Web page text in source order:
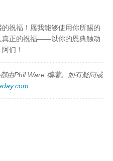
祝福！愿我能够使用你所赐的
真正的祝福——以你的恩典触动
们！
由Phil Ware 编著。如有疑问或